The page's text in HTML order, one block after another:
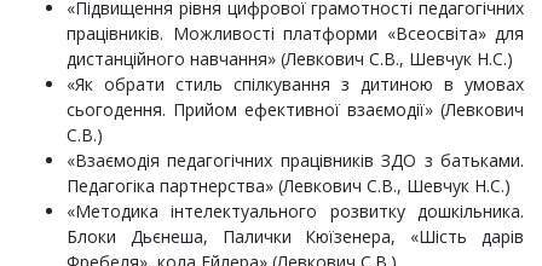
«Підвищення рівня цифрової грамотності педагогічних
працівників. Можливості платформи «Всеосвіта» для
дистанційного навчання» (Левкович С.В., Шевчук Н.С.)
«Як обрати стиль спілкування з дитиною в умовах
сьогодення. Прийом ефективної взаємодії» (Левкович
С.В.)
«Взаємодія педагогічних працівників ЗДО з батьками.
Педагогіка партнерства» (Левкович С.В., Шевчук Н.С.)
«Методика інтелектуального розвитку дошкільника.
Блоки Дьєнеша, Палички Кюїзенера, «Шість дарів